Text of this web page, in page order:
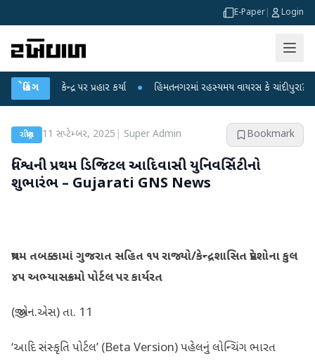
E-Paper Login
બ્રેકિંગ
કર્યા ● હિંમતનગરમાં રહસ્યમય વાયરસ કે ચાંદીપુરા? 6 બાળકોના મોતથી
રાષ્ટ્રીય 11 સપ્ટેમ્બર, 2025 Super Admin Bookmark
વિશ્વની પ્રથમ ડિજિટલ આદિવાસી યુનિવર્સિટીનો
શુભારંભ – Gujarati GNS News
પ્રથમ તબક્કામાં ગુજરાત સહિત ૧૫ રાજ્યો/કેન્દ્રશાસિત પ્રદેશોના કુલ
૪૫ અભ્યાસક્રમો પોર્ટલ પર કાર્યરત
(જી.એન.એસ) તા. 11
‘આદિ સંસ્કૃતિ પોર્ટલ’ (Beta Version) પહેલનું લોન્ચિંગ ભારત